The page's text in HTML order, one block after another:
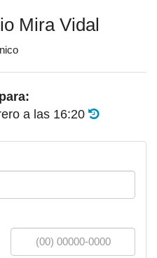
Mira Vidal
a las 16:20